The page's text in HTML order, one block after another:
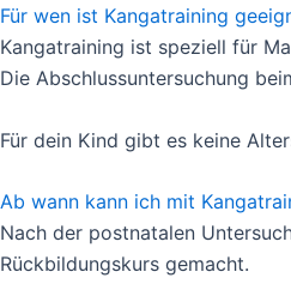
Für wen ist Kangatraining
Kangatraining ist speziell für
Die Abschlussuntersuchung
Für dein Kind gibt es keine
Ab wann kann ich mit
Nach der postnatalen
Rückbildungskurs gemacht.